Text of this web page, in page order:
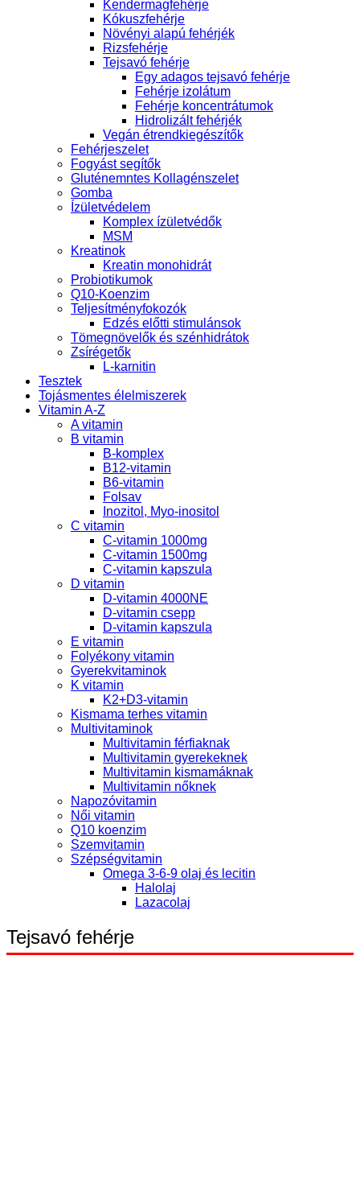
Kendermagfehérje
Kókuszfehérje
Növényi alapú fehérjék
Rizsfehérje
Tejsavó fehérje
Egy adagos tejsavó fehérje
Fehérje izolátum
Fehérje koncentrátumok
Hidrolizált fehérjék
Vegán étrendkiegészítők
Fehérjeszelet
Fogyást segítők
Gluténemntes Kollagénszelet
Gomba
Ízületvédelem
Komplex ízületvédők
MSM
Kreatinok
Kreatin monohidrát
Probiotikumok
Q10-Koenzim
Teljesítményfokozók
Edzés előtti stimulánsok
Tömegnövelők és szénhidrátok
Zsírégetők
L-karnitin
Tesztek
Tojásmentes élelmiszerek
Vitamin A-Z
A vitamin
B vitamin
B-komplex
B12-vitamin
B6-vitamin
Folsav
Inozitol, Myo-inositol
C vitamin
C-vitamin 1000mg
C-vitamin 1500mg
C-vitamin kapszula
D vitamin
D-vitamin 4000NE
D-vitamin csepp
D-vitamin kapszula
E vitamin
Folyékony vitamin
Gyerekvitaminok
K vitamin
K2+D3-vitamin
Kismama terhes vitamin
Multivitaminok
Multivitamin férfiaknak
Multivitamin gyerekeknek
Multivitamin kismamáknak
Multivitamin nőknek
Napozóvitamin
Női vitamin
Q10 koenzim
Szemvitamin
Szépségvitamin
Omega 3-6-9 olaj és lecitin
Halolaj
Lazacolaj
Tejsavó fehérje